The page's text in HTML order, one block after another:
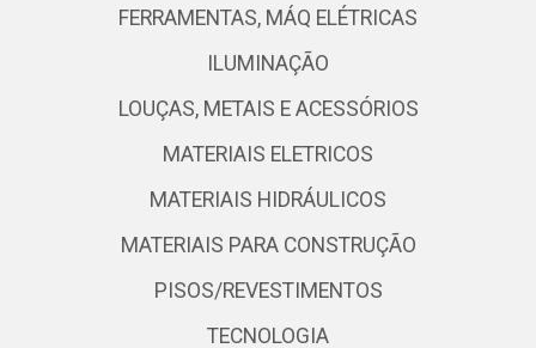
FERRAMENTAS, MÁQ ELÉTRICAS
ILUMINAÇÃO
LOUÇAS, METAIS E ACESSÓRIOS
MATERIAIS ELETRICOS
MATERIAIS HIDRÁULICOS
MATERIAIS PARA CONSTRUÇÃO
PISOS/REVESTIMENTOS
TECNOLOGIA